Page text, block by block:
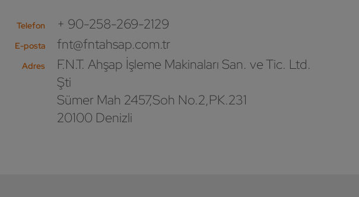
Telefon + 90-258-269-2129
E-posta fnt@fntahsap.com.tr
Adres
F.N.T. Ahşap İşleme Makinaları San. ve Tic. Ltd.
Şti
Sümer Mah 2457,Soh No.2,PK.231
20100 Denizli